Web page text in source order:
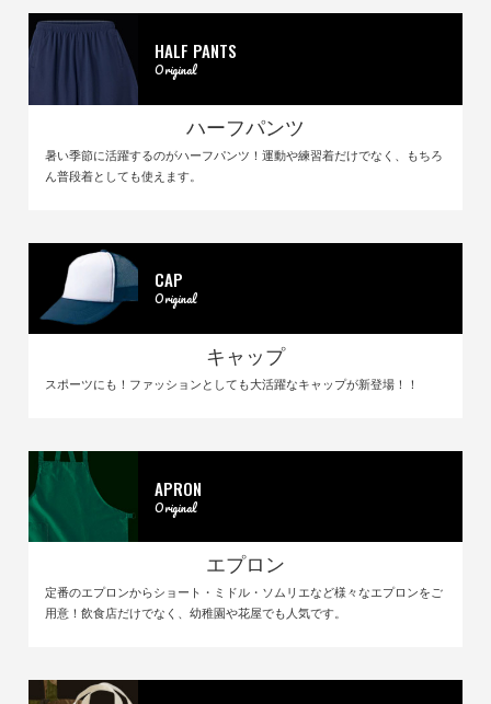
HALF PANTS
Original
ハーフパンツ
暑い季節に活躍するのがハーフパンツ！運動や練習着だけでなく、もちろ
ん普段着としても使えます。
CAP
Original
キャップ
スポーツにも！ファッションとしても大活躍なキャップが新登場！！
APRON
Original
エプロン
定番のエプロンからショート・ミドル・ソムリエなど様々なエプロンをご
用意！飲食店だけでなく、幼稚園や花屋でも人気です。